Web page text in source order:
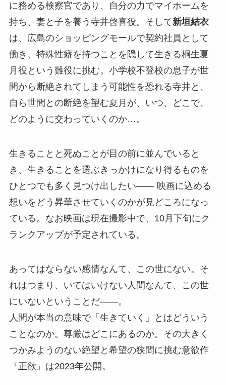
に務める検察官であり、自分の力でマイホームを
持ち、妻と子を養う寺井啓喜役。そして新垣結衣
は、広島のショッピングモールで契約社員として
働き、特殊性癖を持つことを隠して生きる桐生夏
月役という難役に挑む。小学校不登校の息子が世
間から断絶されてしまう可能性を恐れる寺井と、
自ら世間との断絶を望む夏月が、いつ、どこで、
どのように交わっていくのか…。
生きることと死ぬことが目の前に並んでいると
き、生きることを選ぶきっかけになり得るものを
ひとつでも多く見つけ出したい―― 映画に込める
想いをどう昇華させていくのかが見どころになっ
ている。なお映画は現在撮影中で、10月下旬にク
ランクアップが予定されている。
あってはならない感情なんて、この世にない。そ
れはつまり、いてはいけない人間なんて、この世
にいないということだ――。
人間が本当の意味で「生きていく」とはどういう
ことなのか。尊厳はどこにあるのか。その大きく
つかみようのない絶望と希望の狭間に挑む意欲作
『正欲』は2023年公開。